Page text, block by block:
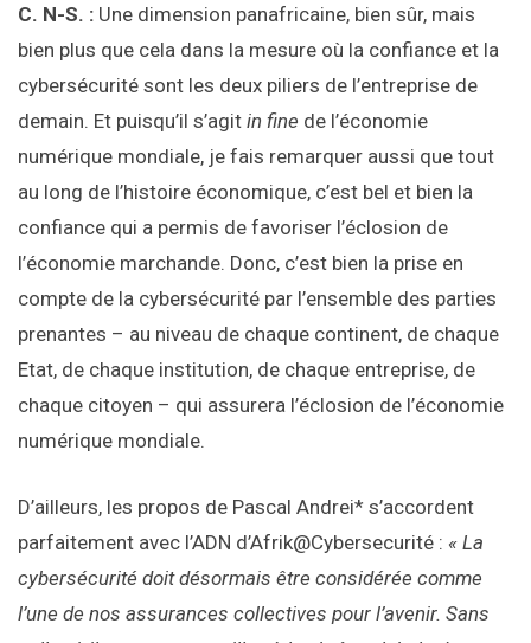
C. N-S. : Une dimension panafricaine, bien sûr, mais
bien plus que cela dans la mesure où la confiance et la
cybersécurité sont les deux piliers de l’entreprise de
demain. Et puisqu’il s’agit in fine de l’économie
numérique mondiale, je fais remarquer aussi que tout
au long de l’histoire économique, c’est bel et bien la
confiance qui a permis de favoriser l’éclosion de
l’économie marchande. Donc, c’est bien la prise en
compte de la cybersécurité par l’ensemble des parties
prenantes – au niveau de chaque continent, de chaque
Etat, de chaque institution, de chaque entreprise, de
chaque citoyen – qui assurera l’éclosion de l’économie
numérique mondiale.
D’ailleurs, les propos de Pascal Andrei* s’accordent
parfaitement avec l’ADN d’Afrik@Cybersecurité : « La
cybersécurité doit désormais être considérée comme
l’une de nos assurances collectives pour l’avenir. Sans